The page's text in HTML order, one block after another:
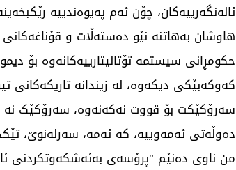
ئالەنگەرییەکان، چۆن ئەم پەیوەندییە
هاوشان بەهاتنە نێو دەستەڵات و
حکومڕانی سیستمە تۆتالیتارییەکانەوە بۆ
کەوکەبێکی دیکەوە، لە زیندانە تاریکەکانی
سەرۆکێکت بۆ قووت نەکەنەوە، سەرۆکێک نە
دەوڵەتی ئەمەوییە، کە ئەمە، سەرلەنوێ،
من ناوی دەنێم "پرۆسەی بەئەشکەوتکردنی